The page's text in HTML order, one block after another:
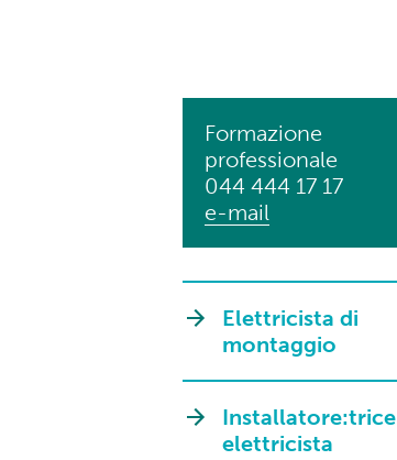
Formazione
professionale
044 444 17 17
e-mail
Elettricista di
montaggio
Installatore:trice
elettricista